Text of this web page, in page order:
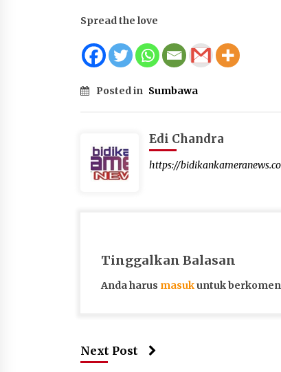
Spread the love
Posted in Sumbawa
Edi Chandra
https://
Tinggalkan Balasan
Anda harus masukuntuk
Next Post